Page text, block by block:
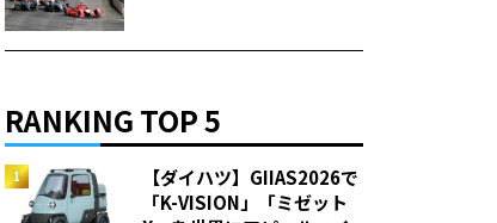
RANKING TOP 5
【ダイハツ】GIIAS2026で
「K-VISION」「ミゼット